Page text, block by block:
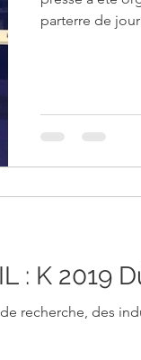
parterre de
: K 2019
recherche, des